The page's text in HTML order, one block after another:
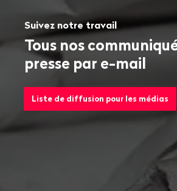
Suivez notre travail
Tous nos
presse par e-mail
Liste de diffusion pour les médias